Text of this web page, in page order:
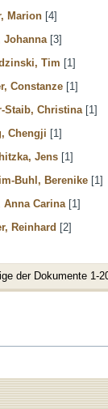
Marion [4]
Johanna [3]
Tim [1]
Constanze [1]
Staib, Christina [1]
Chengji [1]
Jens [1]
Buhl, Berenike [1]
Anna Carina [1]
Reinhard [2]
der Dokumente 1-